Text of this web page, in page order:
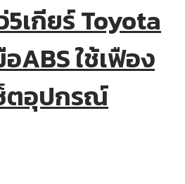
5เกียร์ Toyota
ABS ใช้เฟือง
ตอุปกรณ์